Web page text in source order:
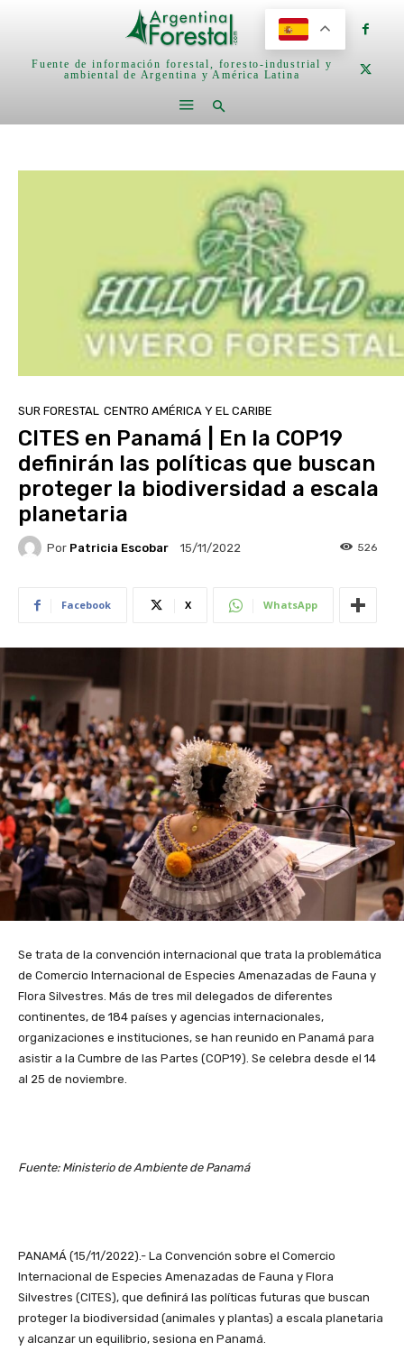
Fuente de información forestal, foresto-industrial y
ambiental de Argentina y América Latina
SUR FORESTAL CENTRO AMÉRICA Y EL CARIBE
CITES en Panamá | En la COP19
definirán las políticas que buscan
proteger la biodiversidad a escala
planetaria
Por Patricia Escobar 15/11/2022 526
Facebook X WhatsApp
Se trata de la convención internacional que trata la problemática
de Comercio Internacional de Especies Amenazadas de Fauna y
Flora Silvestres. Más de tres mil delegados de diferentes
continentes, de 184 países y agencias internacionales,
organizaciones e instituciones, se han reunido en Panamá para
asistir a la Cumbre de las Partes (COP19). Se celebra desde el 14
al 25 de noviembre.
Fuente: Ministerio de Ambiente de Panamá
PANAMÁ (15/11/2022).- La Convención sobre el Comercio
Internacional de Especies Amenazadas de Fauna y Flora
Silvestres (CITES), que definirá las políticas futuras que buscan
proteger la biodiversidad (animales y plantas) a escala planetaria
y alcanzar un equilibrio, sesiona en Panamá.